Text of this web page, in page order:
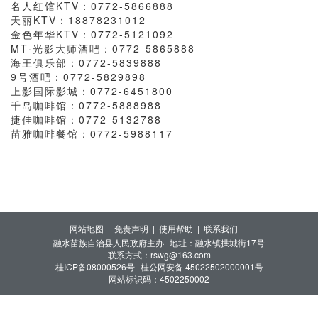
名人红馆KTV： 0772-5866888
天丽KTV： 18878231012
金色年华KTV： 0772-5121092
MT·光影大师酒吧： 0772-5865888
海王俱乐部： 0772-5839888
9号酒吧： 0772-5829898
上影国际影城： 0772-6451800
千岛咖啡馆： 0772-5888988
捷佳咖啡馆： 0772-5132788
苗雅咖啡餐馆： 0772-5988117
网站地图 | 免责声明 | 使用帮助 | 联系我们 |
融水苗族自治县人民政府主办 地址：融水镇拱城街17号
联系方式：rswg@163.com
桂ICP备08000526号 桂公网安备 45022502000001号
网站标识码：4502250002